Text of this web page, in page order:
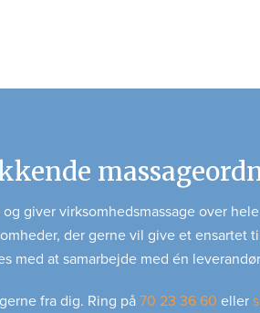
giver virksomhedsmassage over
der gerne vil give et ensartet
med at samarbejde med én
fra dig. Ring på70 23 36 60 eller